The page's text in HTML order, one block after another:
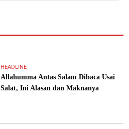
HEADLINE
Allahumma Antas Salam Dibaca Usai
Salat, Ini Alasan dan Maknanya